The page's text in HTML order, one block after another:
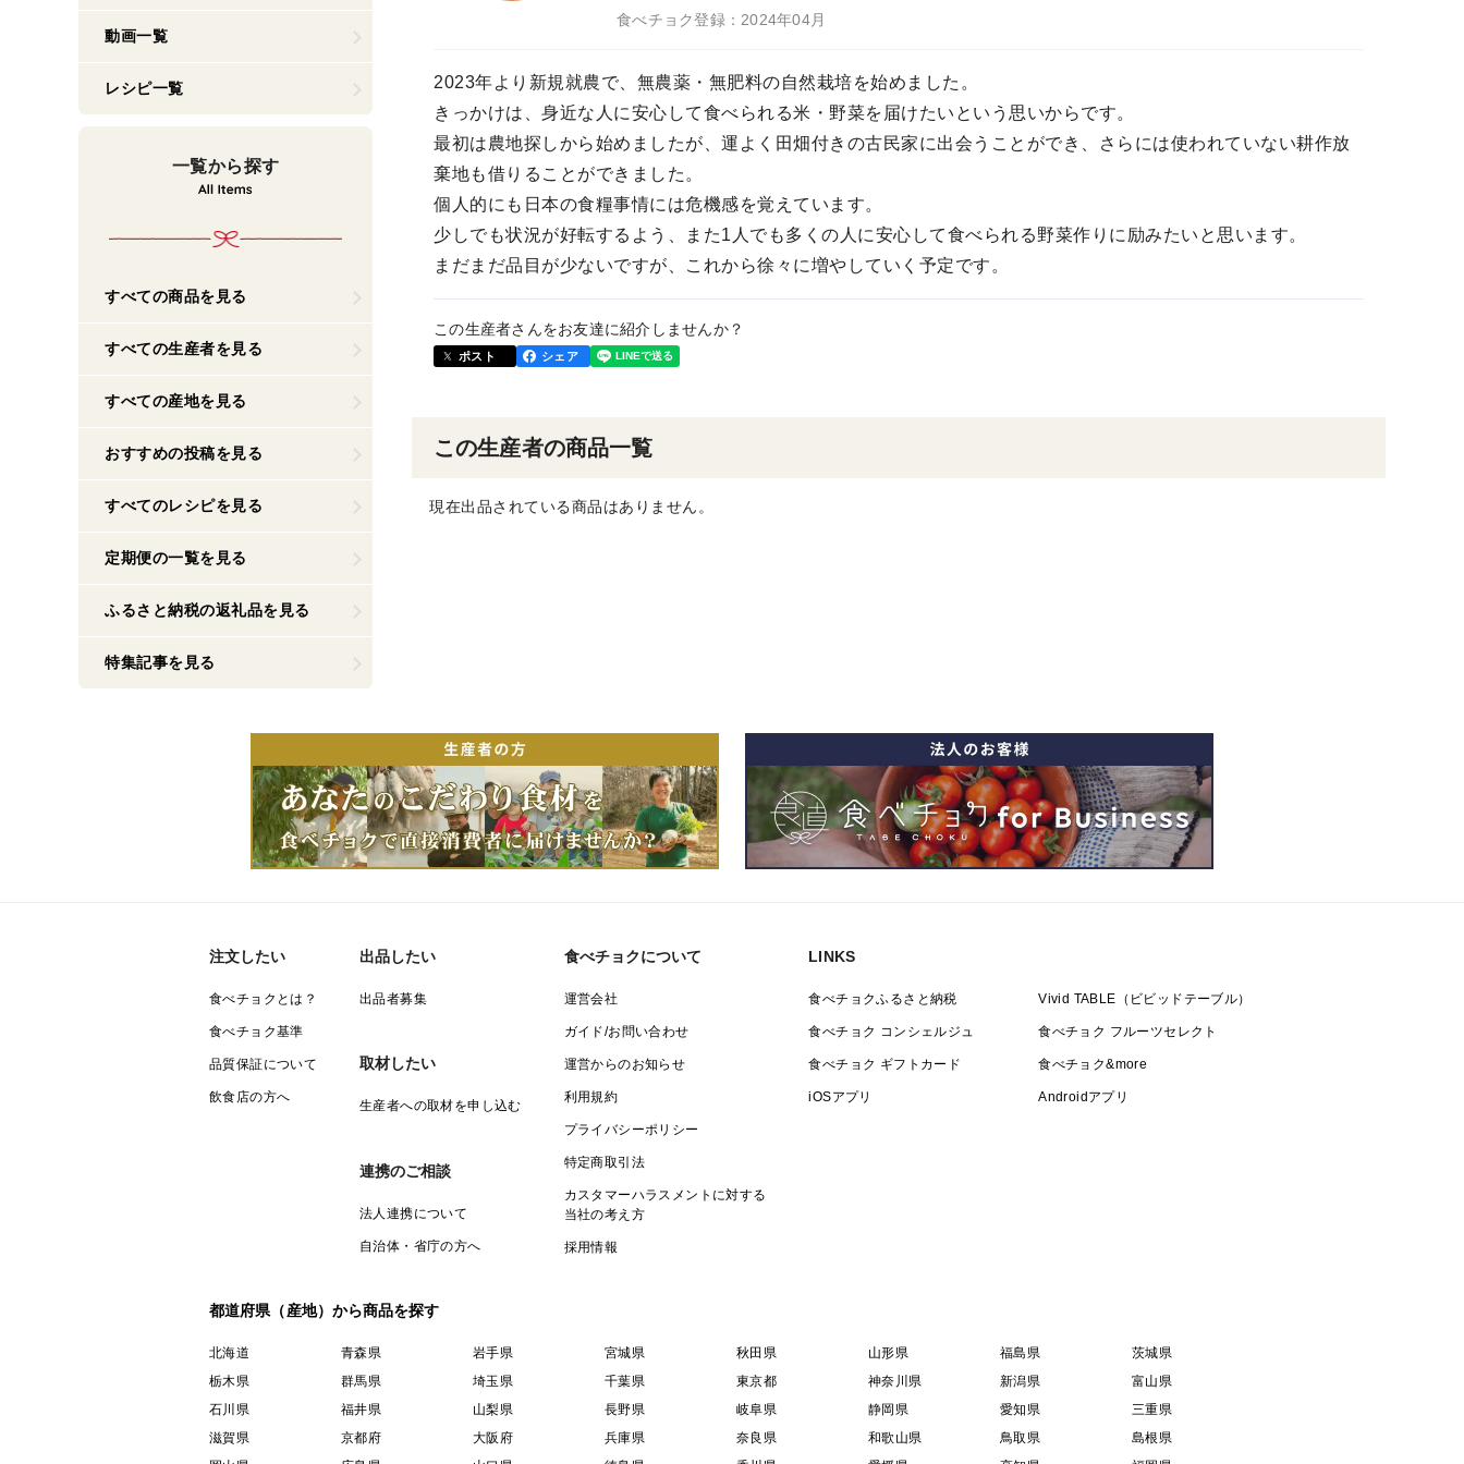
食べチョク登録：2024年04月
2023年より新規就農で、無農薬・無肥料の自然栽培を始めました。
きっかけは、身近な人に安心して食べられる米・野菜を届けたいという思いからです。
最初は農地探しから始めましたが、運よく田畑付きの古民家に出会うことができ、さらには使われていない耕作放
棄地も借りることができました。
個人的にも日本の食糧事情には危機感を覚えています。
少しでも状況が好転するよう、また1人でも多くの人に安心して食べられる野菜作りに励みたいと思います。
まだまだ品目が少ないですが、これから徐々に増やしていく予定です。
この生産者さんをお友達に紹介しませんか？
ポスト シェア
この生産者の商品一覧
現在出品されている商品はありません。
動画一覧
レシピ一覧
一覧から探す
すべての商品を見る
すべての生産者を見る
すべての産地を見る
おすすめの投稿を見る
すべてのレシピを見る
定期便の一覧を見る
ふるさと納税の返礼品を見る
特集記事を見る
注文したい
食べチョクとは？
食べチョク基準
品質保証について
飲食店の方へ
出品したい
出品者募集
取材したい
生産者への取材を申し込む
連携のご相談
法人連携について
自治体・省庁の方へ
食べチョクについて
運営会社
ガイド/お問い合わせ
運営からのお知らせ
利用規約
プライバシーポリシー
特定商取引法
カスタマーハラスメントに対する
当社の考え方
採用情報
LINKS
食べチョクふるさと納税 Vivid TABLE（ビビッドテーブル）
食べチョク コンシェルジュ 食べチョク フルーツセレクト
食べチョク ギフトカード 食べチョク&more
iOSアプリ Androidアプリ
都道府県（産地）から商品を探す
北海道 青森県 岩手県 宮城県 秋田県 山形県 福島県
茨城県
栃木県
群馬県 埼玉県 千葉県 東京都 神奈川県 新潟県
富山県
石川県
福井県 山梨県 長野県 岐阜県 静岡県 愛知県
三重県
滋賀県
京都府 大阪府 兵庫県 奈良県 和歌山県 鳥取県
島根県